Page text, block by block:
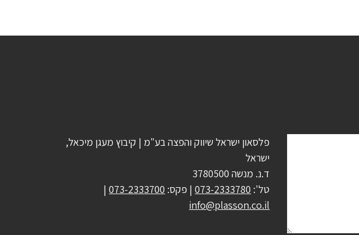
פלסאון ישראל שיווק והפצה בע"מ | קיבוץ מעגן מיכאל,
ישראל
ד.נ. מנשה 3780500
טל': 073-2333780| פקס: 073-2333700
|
info@plasson.co.il